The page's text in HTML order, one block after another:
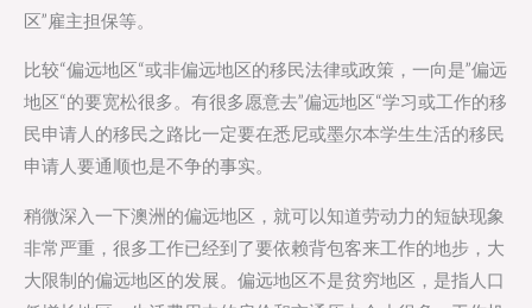
区”雇主担保等。
比较“偏远地区“或非偏远地区的移民法律或政策，一向是”偏远
地区“的要宽松很多。有很多愿意去”偏远地区“学习或工作的移
民申请人的移民之路比一定要在悉尼或墨尔本学生生活的移民
申请人要通顺也是不争的事实。
稍微深入一下澳洲的偏远地区，就可以知道劳动力的短缺现象
非常严重，很多工作已经到了要依赖背包客来工作的地步，大
大限制的偏远地区的发展。偏远地区不是贫穷地区，是指人口